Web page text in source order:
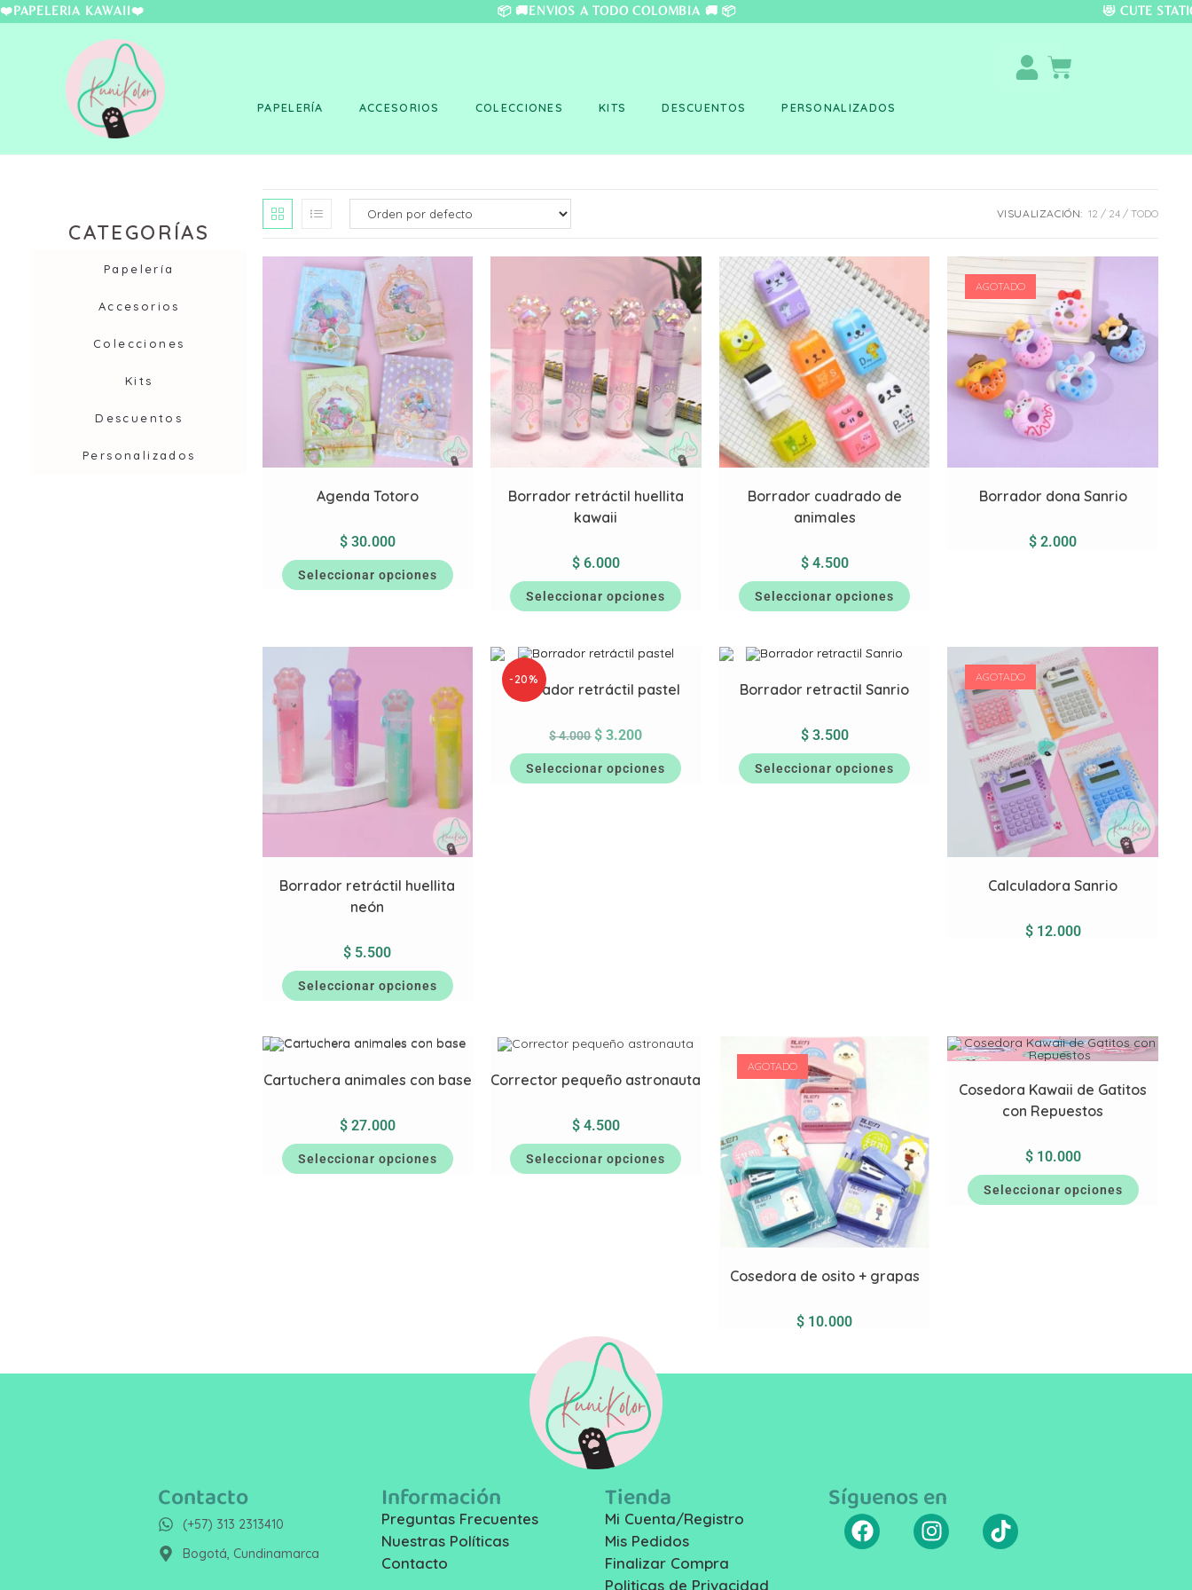
❤️PAPELERÍA KAWAII❤️ 📦 🚚ENVÍOS A TODO COLOMBIA 🚚 📦 😻
PAPELERÍA ACCESORIOS COLECCIONES KITS DESCUENTOS PERSONALIZADOS
CATEGORÍAS
Papelería
Accesorios
Colecciones
Kits
Descuentos
Personalizados
VISUALIZACIÓN: 12 24 TODO
Agenda Totoro
$30.000
Seleccionar opciones
Borrador retráctil huellita
kawaii
$6.000
Seleccionar opciones
Borrador cuadrado de
animales
$4.500
Seleccionar opciones
AGOTADO
Borrador dona Sanrio
$ 2.000
Borrador retráctil huellita
neón
$ 5.500
Seleccionar opciones
-20%
Borrador retráctil pastel
$4.000 $ 3.200
Seleccionar opciones
Borrador retractil Sanrio
$3.500
Seleccionar opciones
AGOTADO
Calculadora Sanrio
$12.000
Cartuchera animales con base
$27.000
Seleccionar opciones
Corrector pequeño astronauta
$4.500
Seleccionar opciones
AGOTADO
Cosedora de osito + grapas
$ 10.000
Cosedora Kawaii de Gatitos
con Repuestos
$10.000
Seleccionar opciones
Contacto
(+57) 313 2313410
Bogotá, Cundinamarca
Información
Preguntas Frecuentes
Nuestras Políticas
Contacto
Tienda
Mi Cuenta/Registro
Mis Pedidos
Finalizar Compra
Politicas de Privacidad
Síguenos en